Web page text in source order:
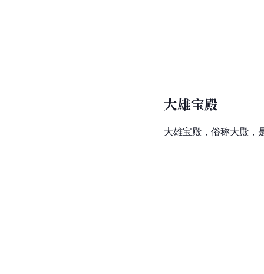
大雄宝殿
大雄宝殿，俗称大殿，